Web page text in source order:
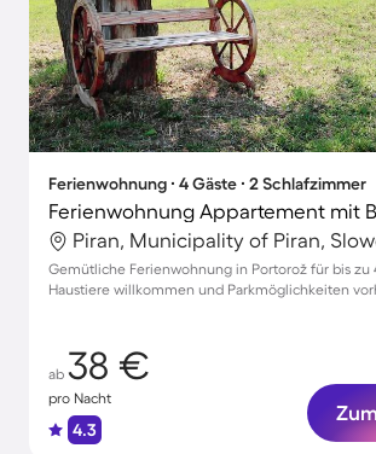
Ferienwohnung ∙ 4 Gäste ∙ 2 Schlafzimmer
Ferienwohnung Appartement mit
Piran, Municipality of Piran,
Gemütliche Ferienwohnung in Portorož für bis zu
Haustiere willkommen und Parkmöglichkeiten
ab 38 €
pro Nacht
4.3